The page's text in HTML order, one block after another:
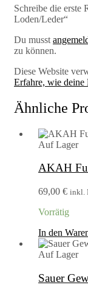
Schreibe die erste
Loden/Leder“
Du musst
zu können.
Diese Website
Erfahre, wie deine
Ähnliche
Auf Lager
AKAH
69,00 € inkl.
Vorrätig
In den
Auf Lager
Sauer